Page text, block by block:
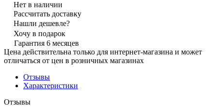
Нет в наличии
Рассчитать доставку
Нашли дешевле?
Хочу в подарок
Гарантия 6 месяцев
Цена действительна только для интернет-магазина и может
отличаться от цен в розничных магазинах
Отзывы
Характеристики
Отзывы